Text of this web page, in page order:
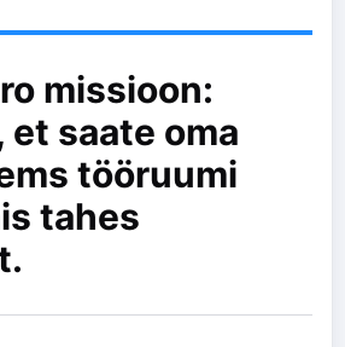
missioon:
saate oma
tööruumi
tahes